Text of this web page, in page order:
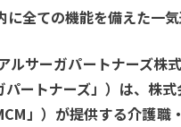
に全ての機能を備えた一
ルサーガパートナーズ株
ートナーズ」）は、株
」 ）が提供する介護職